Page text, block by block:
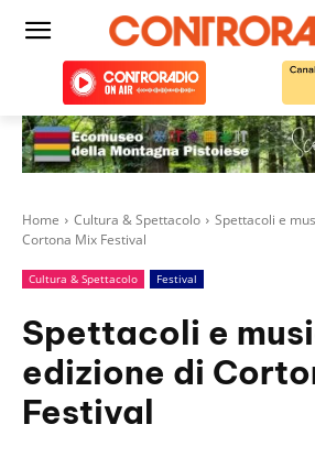
Home Cultura & Spettacolo
Spettacoli e
Cortona Mix Festival
Cultura & Spettacolo Festival
Spettacoli e
edizione di
Festival